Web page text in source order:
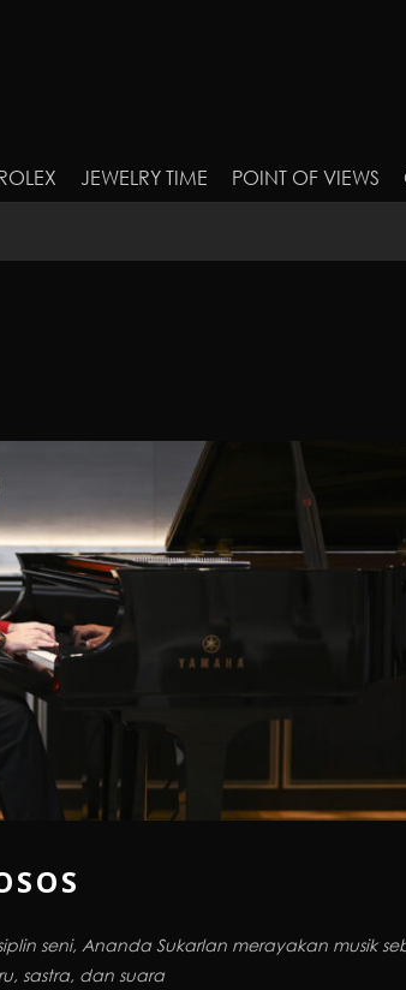
JEWELRY TIME POINT OF VIEWS
seni, Ananda Sukarlan merayakan musik
sastra, dan suara